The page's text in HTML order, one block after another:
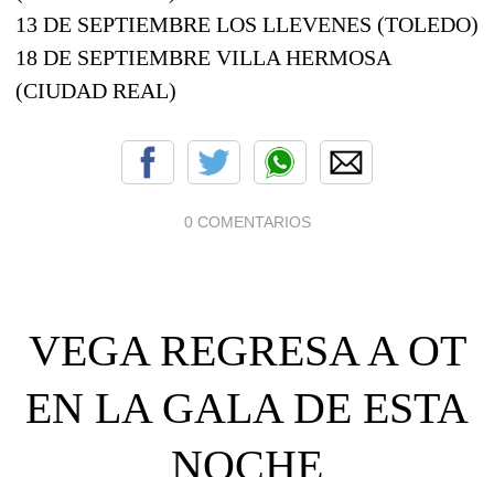
13 DE SEPTIEMBRE LOS LLEVENES (TOLEDO)
18 DE SEPTIEMBRE VILLA HERMOSA
(CIUDAD REAL)
0 COMENTARIOS
VEGA REGRESA A OT
EN LA GALA DE ESTA
NOCHE